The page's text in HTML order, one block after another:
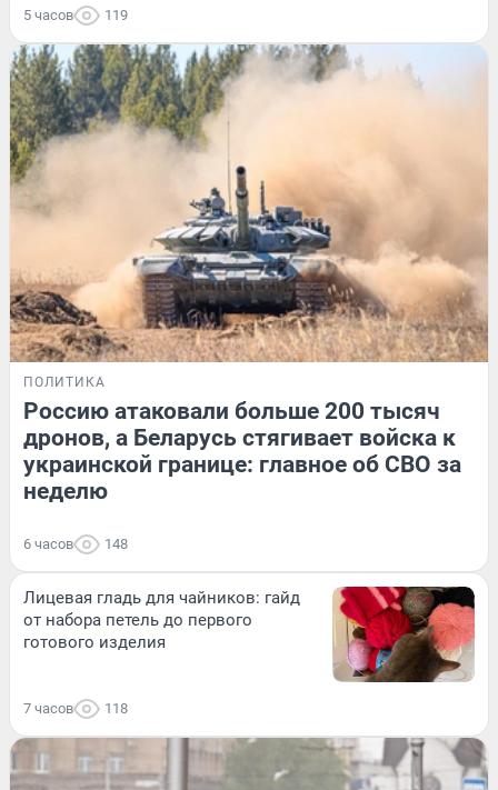
5 часов 119
ПОЛИТИКА
Россию атаковали больше 200 тысяч
дронов, а Беларусь стягивает войска к
украинской границе: главное об СВО за
неделю
6 часов 148
Лицевая гладь для чайников: гайд
от набора петель до первого
готового изделия
7 часов 118